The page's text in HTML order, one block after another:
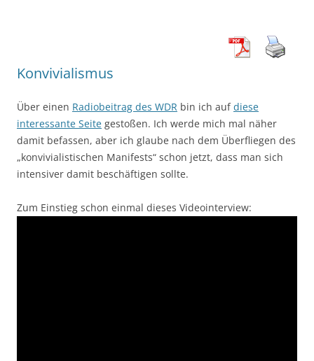
Konvivialismus
Über einen Radiobeitrag des WDR bin ich aufdiese
interessante Seite gestoßen. Ich werde mich mal näher
damit befassen, aber ich glaube nach dem Überfliegen des
„konvivialistischen Manifests“ schon jetzt, dass man sich
intensiver damit beschäftigen sollte.
Zum Einstieg schon einmal dieses Videointerview: